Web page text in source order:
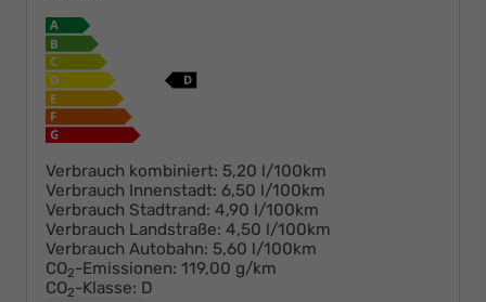
Verbrauch kombiniert: 5,20 l/100km
Verbrauch Innenstadt: 6,50 l/100km
Verbrauch Stadtrand: 4,90 l/100km
Verbrauch Landstraße: 4,50 l/100km
Verbrauch Autobahn: 5,60 l/100km
CO2-Emissionen: 119,00 g/km
CO2-Klasse: D